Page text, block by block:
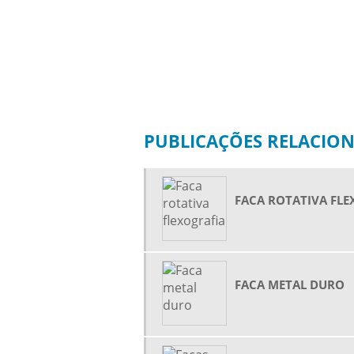
PUBLICAÇÕES
FACA ROTATIVA
FACA METAL DURO